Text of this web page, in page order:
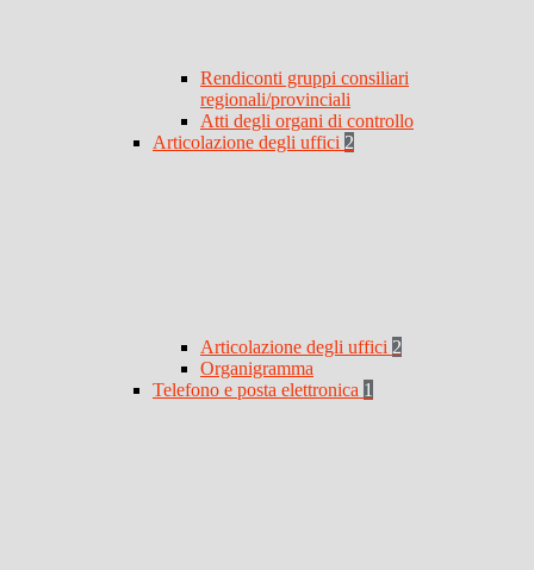
Rendiconti gruppi consiliari
regionali/provinciali
Atti degli organi di controllo
Articolazione degli uffici 2
Articolazione degli uffici 2
Organigramma
Telefono e posta elettronica 1